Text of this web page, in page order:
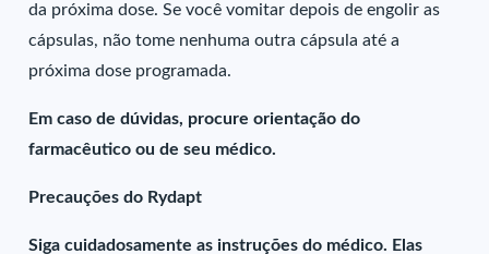
da próxima dose. Se você vomitar depois de engolir as
cápsulas, não tome nenhuma outra cápsula até a
próxima dose programada.
Em caso de dúvidas, procure orientação do
farmacêutico ou de seu médico.
Precauções do Rydapt
Siga cuidadosamente as instruções do médico. Elas